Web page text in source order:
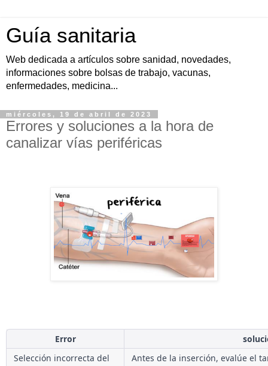
Guía sanitaria
Web dedicada a artículos sobre sanidad, novedades,
informaciones sobre bolsas de trabajo, vacunas,
enfermedades, medicina...
miércoles, 19 de abril de 2023
Errores y soluciones a la hora de
canalizar vías periféricas
Error
Selección incorrecta del
Antes de la inserción, evalúe el